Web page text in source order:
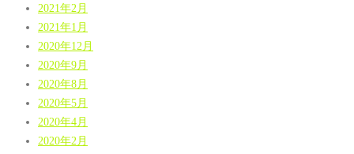
2021年2月
2021年1月
2020年12月
2020年9月
2020年8月
2020年5月
2020年4月
2020年2月